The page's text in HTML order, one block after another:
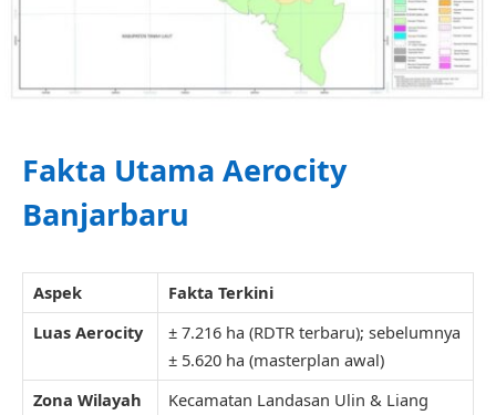
Fakta Utama Aerocity
Banjarbaru
Aspek
Fakta Terkini
Luas Aerocity
± 7.216 ha (RDTR terbaru); sebelumnya
± 5.620 ha (masterplan awal)
Zona Wilayah
Kecamatan Landasan Ulin & Liang